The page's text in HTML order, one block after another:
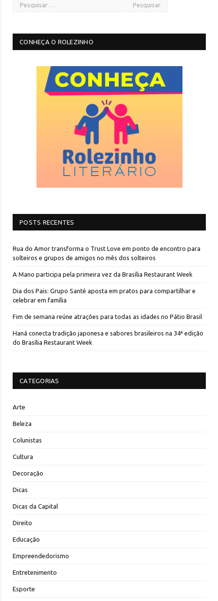
CONHEÇA O ROLEZINHO
POSTS RECENTES
Rua do Amor transforma o Trust Love em ponto de encontro para
solteiros e grupos de amigos no mês dos solteiros
A Mano participa pela primeira vez da Brasília Restaurant Week
Dia dos Pais: Grupo Santé aposta em pratos para compartilhar e
celebrar em família
Fim de semana reúne atrações para todas as idades no Pátio Brasil
Haná conecta tradição japonesa e sabores brasileiros na 34ª edição
do Brasília Restaurant Week
CATEGORIAS
Arte
Beleza
Colunistas
Cultura
Decoração
Dicas
Dicas da Capital
Direito
Educação
Empreendedorismo
Entretenimento
Esporte